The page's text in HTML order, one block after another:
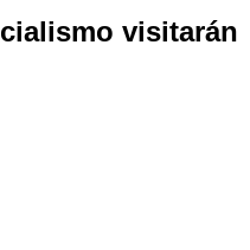
visitarán